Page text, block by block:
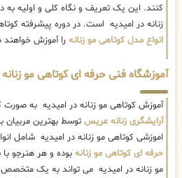
کنند. این یک تعریف و نگاه کلی و اولیه به
زنانه در امیدیه است. در دوره پیشرفته
انواع مدل کوتاهی مو زنانه را آموزش خواهند
آموزشگاه فنی حرفه ای کوتاهی مو
آموزش کوتاهی مو زنانه در امیدیه به
آرایشگری زنانه عریس توسط بهترین مربیان
اموزشی کوتاهی مو زنانه در امیدیه شامل
حرفه ای کوتاهی مو زنانه بوده و هر هنرجو
مو زنانه در امیدیه می تواند به یک متخصص